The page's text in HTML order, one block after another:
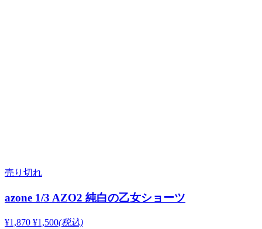
売り切れ
azone 1/3 AZO2 純白の乙女ショーツ
¥1,870 ¥1,500(税込)